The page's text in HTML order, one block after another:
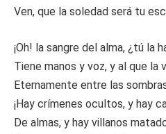
Ven, que la soledad será tu
¡Oh! la sangre del alma, ¿tú la
Tiene manos y voz, y al que la
Eternamente entre las
¡Hay crímenes ocultos, y hay
De almas, y hay villanos